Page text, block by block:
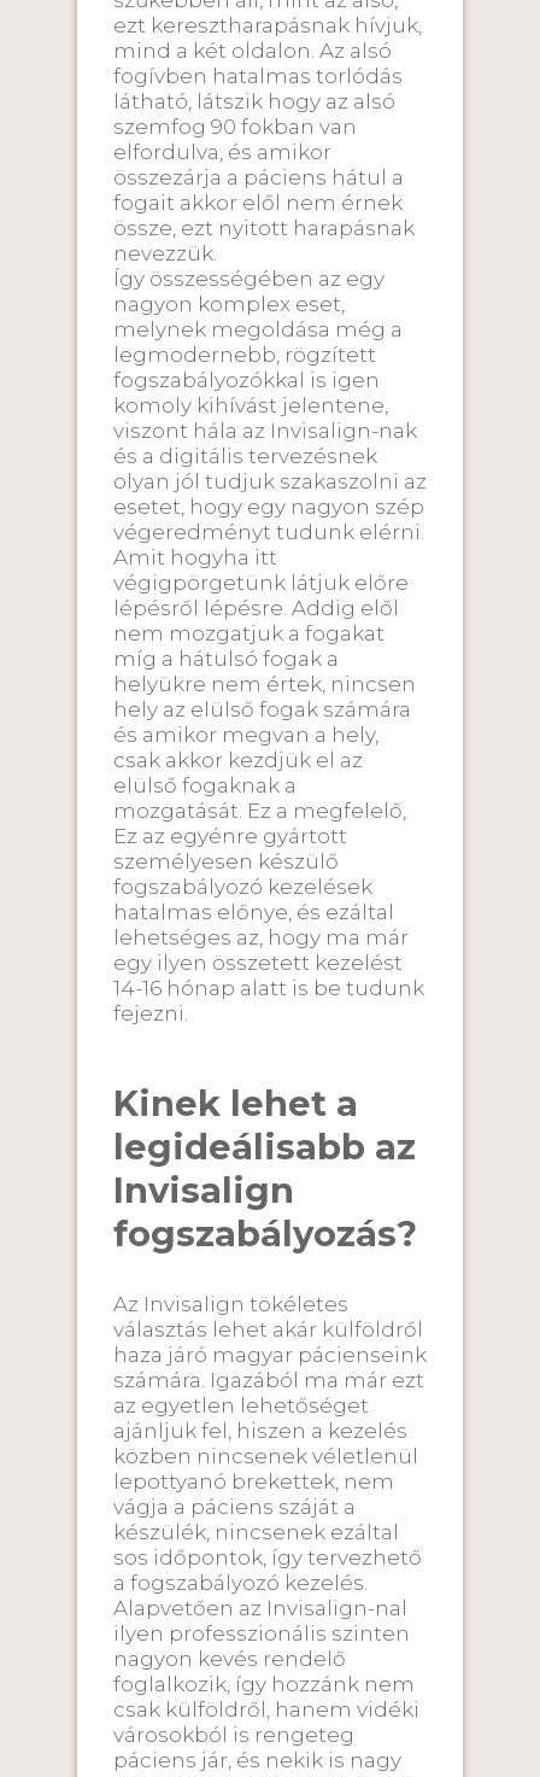
ezt keresztharapásnak hívjuk,
mind a két oldalon. Az alsó
fogívben hatalmas torlódás
látható, látszik hogy az alsó
szemfog 90 fokban van
elfordulva, és amikor
összezárja a páciens hátul a
fogait akkor elől nem érnek
össze, ezt nyitott harapásnak
nevezzük.
Így összességében az egy
nagyon komplex eset,
melynek megoldása még a
legmodernebb, rögzített
fogszabályozókkal is igen
komoly kihívást jelentene,
viszont hála az Invisalign-nak
és a digitális tervezésnek
olyan jól tudjuk szakaszolni az
esetet, hogy egy nagyon szép
végeredményt tudunk elérni.
Amit hogyha itt
végigpörgetünk látjuk előre
lépésről lépésre. Addig elől
nem mozgatjuk a fogakat
míg a hátulsó fogak a
helyükre nem értek, nincsen
hely az elülső fogak számára
és amikor megvan a hely,
csak akkor kezdjük el az
elülső fogaknak a
mozgatását. Ez a megfelelő,
Ez az egyénre gyártott
személyesen készülő
fogszabályozó kezelések
hatalmas előnye, és ezáltal
lehetséges az, hogy ma már
egy ilyen összetett kezelést
14-16 hónap alatt is be tudunk
fejezni.
Kinek lehet a
legideálisabb az
Invisalign
fogszabályozás?
Az Invisalign tökéletes
választás lehet akár külföldről
haza járó magyar pácienseink
számára. Igazából ma már ezt
az egyetlen lehetőséget
ajánljuk fel, hiszen a kezelés
közben nincsenek véletlenül
lepottyanó brekettek, nem
vágja a páciens száját a
készülék, nincsenek ezáltal
sos időpontok, így tervezhető
a fogszabályozó kezelés.
Alapvetően az Invisalign-nal
ilyen professzionális szinten
nagyon kevés rendelő
foglalkozik, így hozzánk nem
csak külföldről, hanem vidéki
városokból is rengeteg
páciens jár, és nekik is nagy